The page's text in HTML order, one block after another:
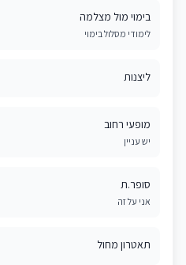
בימוי מול מצלמה
לימודי מסלול בימוי
ליצנות
מופעי רחוב
יש עניין
סופר.ת
אני על זה
תאטרון מחול